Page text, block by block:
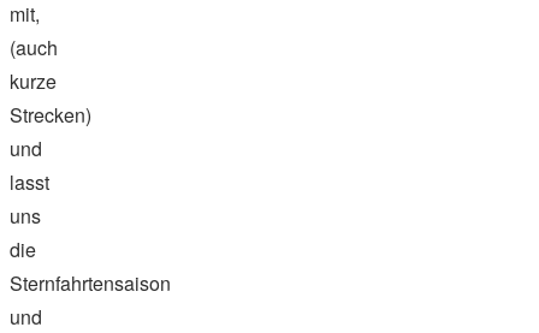
mit,
(auch
kurze
Strecken)
und
lasst
uns
die
Sternfahrtensaison
und